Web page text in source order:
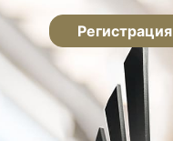
Регистрация